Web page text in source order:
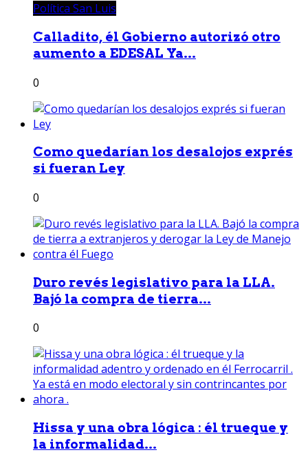
Política San Luis
Calladito, él Gobierno autorizó otro
aumento a EDESAL Ya...
0
Como quedarían los desalojos exprés
si fueran Ley
0
Duro revés legislativo para la LLA.
Bajó la compra de tierra...
0
Hissa y una obra lógica : él trueque y
la informalidad...